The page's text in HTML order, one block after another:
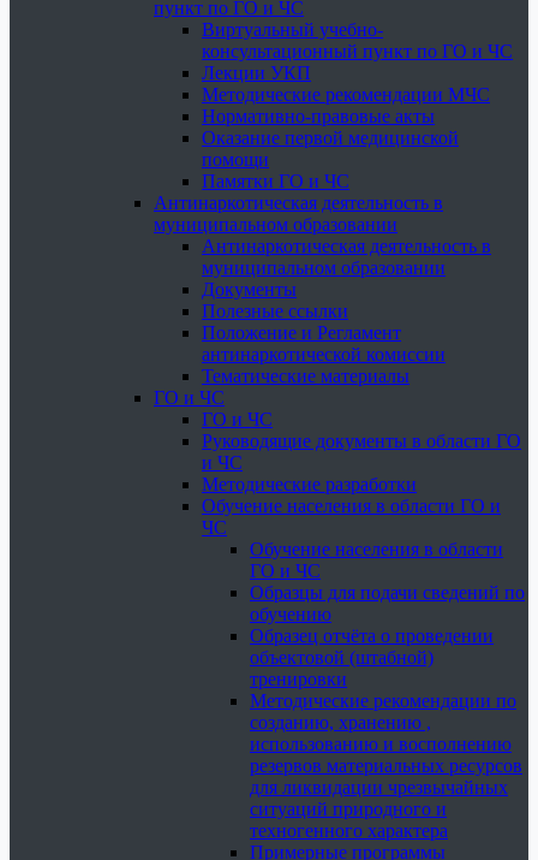
пункт по ГО и ЧС
Виртуальный учебно-
консультационный пункт по ГО и ЧС
Лекции УКП
Методические рекомендации МЧС
Нормативно-правовые акты
Оказание первой медицинской
помощи
Памятки ГО и ЧС
Антинаркотическая деятельность в
муниципальном образовании
Антинаркотическая деятельность в
муниципальном образовании
Документы
Полезные ссылки
Положение и Регламент
антинаркотической комиссии
Тематические материалы
ГО и ЧС
ГО и ЧС
Руководящие документы в области ГО
и ЧС
Методические разработки
Обучение населения в области ГО и
ЧС
Обучение населения в области
ГО и ЧС
Образцы для подачи сведений по
обучению
Образец отчёта о проведении
объектовой (штабной)
тренировки
Методические рекомендации по
созданию, хранению ,
использованию и восполнению
резервов материальных ресурсов
для ликвидации чрезвычайных
ситуаций природного и
техногенного характера
Примерные программы